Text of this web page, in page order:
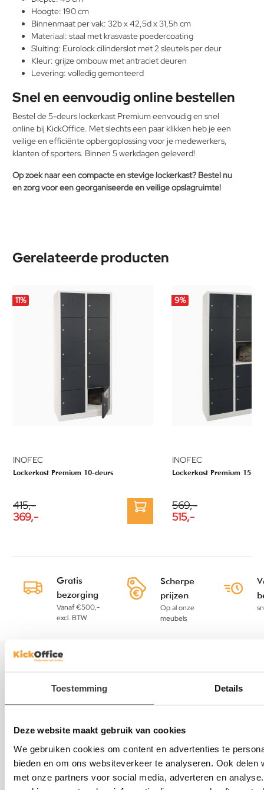
Toestemming Details
Deze website maakt gebruik van cookies
We gebruiken cookies om content en advertenties te
bieden en om ons websiteverkeer te analyseren. Ook
met onze partners voor social media, adverteren en
Hoogte: 190 cm
Binnenmaat per vak: 32b x 42,5d x 31,5h cm
Materiaal: staal met krasvaste poedercoating
Sluiting: Eurolock cilinderslot met 2 sleutels per deur
Kleur: grijze ombouw met antraciet deuren
Levering: volledig gemonteerd
Snel en eenvoudig online bestellen
Bestel de 5-deurs lockerkast Premium eenvoudig en snel
online bij KickOffice. Met slechts een paar klikken heb je een
veilige en efficiënte opbergoplossing voor je medewerkers,
klanten of sporters. Binnen 5 werkdagen geleverd!
Op zoek naar een compacte en stevige lockerkast? Bestel nu
en zorg voor een georganiseerde en veilige opslagruimte!
Gerelateerde producten
11%
INOFEC
Lockerkast Premium 10-deurs
415,-
369,-
9%
INOFEC
Lockerkast Premium 15-
569,-
515,-
Gratis
bezorging
Vanaf €500,-
excl. BTW
Scherpe
prijzen
Op al onze
meubels
Kasten
Bureaustoelen